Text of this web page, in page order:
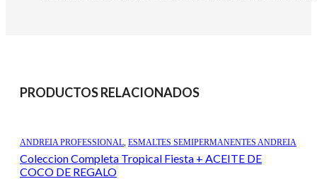
PRODUCTOS RELACIONADOS
ANDREIA PROFESSIONAL, ESMALTES SEMIPERMANENTES ANDREIA
Coleccion Completa Tropical Fiesta + ACEITE DE
COCO DE REGALO